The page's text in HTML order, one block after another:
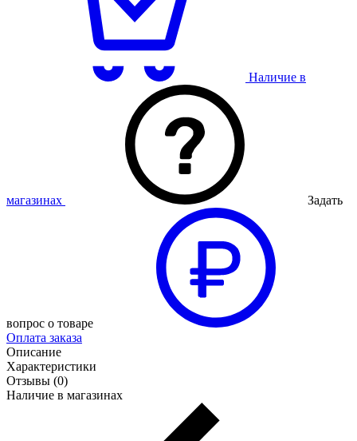
Наличие в
магазинах Задать
вопрос о товаре
Оплата заказа
Описание
Характеристики
Отзывы (0)
Наличие в магазинах